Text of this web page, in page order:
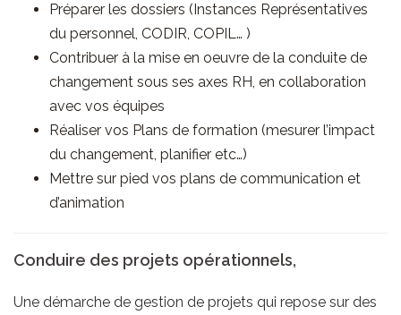
Préparer les dossiers (Instances Représentatives
du personnel, CODIR, COPIL… )
Contribuer à la mise en oeuvre de la conduite de
changement sous ses axes RH, en collaboration
avec vos équipes
Réaliser vos Plans de formation (mesurer l’impact
du changement, planifier etc…)
Mettre sur pied vos plans de communication et
d’animation
Conduire des projets opérationnels,
Une démarche de gestion de projets qui repose sur des